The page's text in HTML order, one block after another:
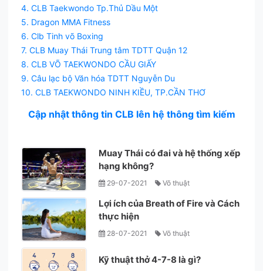
4. CLB Taekwondo Tp.Thủ Dầu Một
5. Dragon MMA Fitness
6. Clb Tinh võ Boxing
7. CLB Muay Thái Trung tâm TDTT Quận 12
8. CLB VÕ TAEKWONDO CẦU GIẤY
9. Câu lạc bộ Văn hóa TDTT Nguyễn Du
10. CLB TAEKWONDO NINH KIỀU, TP.CẦN THƠ
Cập nhật thông tin CLB lên hệ thông tìm kiếm
Muay Thái có đai và hệ thống xếp
hạng không?
29-07-2021 Võ thuật
Lợi ích của Breath of Fire và Cách
thực hiện
28-07-2021 Võ thuật
Kỹ thuật thở 4-7-8 là gì?